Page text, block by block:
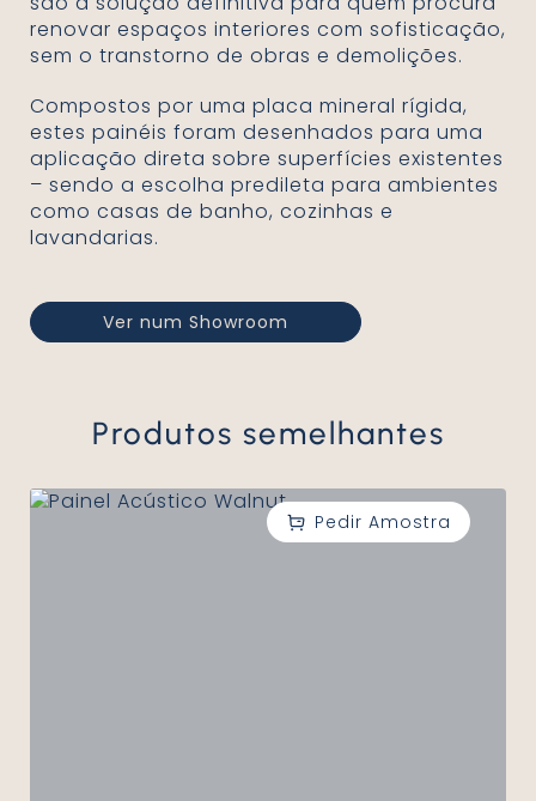
renovar espaços interiores com sofisticação,
sem o transtorno de obras e demolições.
Compostos por uma placa mineral rígida,
estes painéis foram desenhados para uma
aplicação direta sobre superfícies existentes
– sendo a escolha predileta para ambientes
como casas de banho, cozinhas e
lavandarias.
Ver num Showroom
Produtos semelhantes